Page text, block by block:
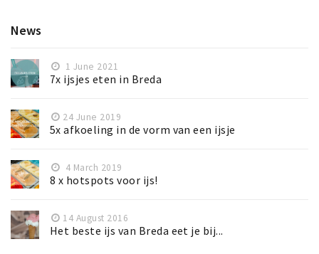
News
1 June 2021
7x ijsjes eten in Breda
24 June 2019
5x afkoeling in de vorm van een ijsje
4 March 2019
8 x hotspots voor ijs!
14 August 2016
Het beste ijs van Breda eet je bij...